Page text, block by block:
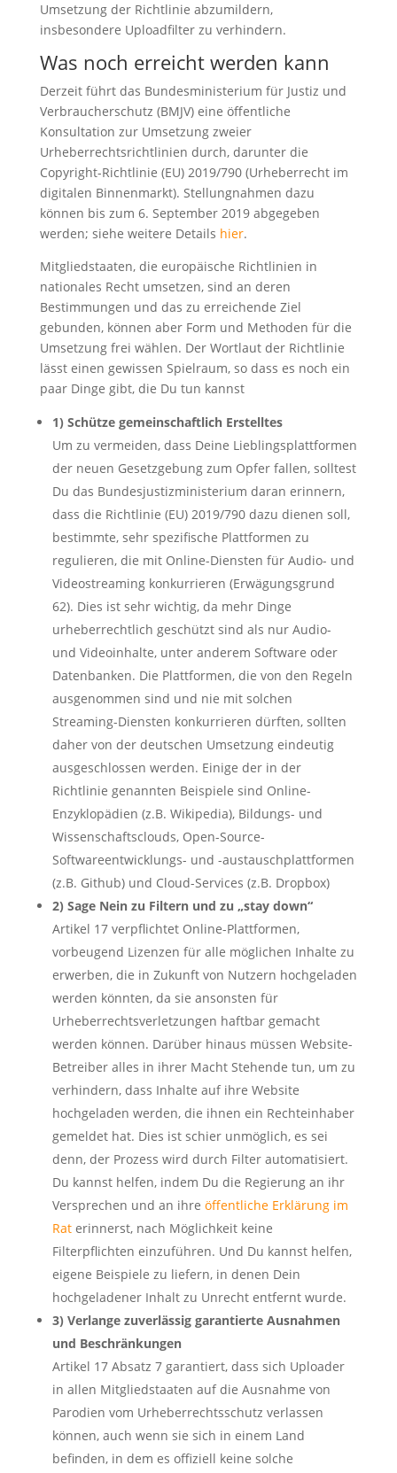
Umsetzung der Richtlinie abzumildern,
insbesondere Uploadfilter zu verhindern.
Was noch erreicht werden kann
Derzeit führt das Bundesministerium für Justiz und
Verbraucherschutz (BMJV) eine öffentliche
Konsultation zur Umsetzung zweier
Urheberrechtsrichtlinien durch, darunter die
Copyright-Richtlinie (EU) 2019/790 (Urheberrecht im
digitalen Binnenmarkt). Stellungnahmen dazu
können bis zum 6. September 2019 abgegeben
werden; siehe weitere Details hier.
Mitgliedstaaten, die europäische Richtlinien in
nationales Recht umsetzen, sind an deren
Bestimmungen und das zu erreichende Ziel
gebunden, können aber Form und Methoden für die
Umsetzung frei wählen. Der Wortlaut der Richtlinie
lässt einen gewissen Spielraum, so dass es noch ein
paar Dinge gibt, die Du tun kannst
1) Schütze gemeinschaftlich Erstelltes
Um zu vermeiden, dass Deine Lieblingsplattformen
der neuen Gesetzgebung zum Opfer fallen, solltest
Du das Bundesjustizministerium daran erinnern,
dass die Richtlinie (EU) 2019/790 dazu dienen soll,
bestimmte, sehr spezifische Plattformen zu
regulieren, die mit Online-Diensten für Audio- und
Videostreaming konkurrieren (Erwägungsgrund
62). Dies ist sehr wichtig, da mehr Dinge
urheberrechtlich geschützt sind als nur Audio-
und Videoinhalte, unter anderem Software oder
Datenbanken. Die Plattformen, die von den Regeln
ausgenommen sind und nie mit solchen
Streaming-Diensten konkurrieren dürften, sollten
daher von der deutschen Umsetzung eindeutig
ausgeschlossen werden. Einige der in der
Richtlinie genannten Beispiele sind Online-
Enzyklopädien (z.B. Wikipedia), Bildungs- und
Wissenschaftsclouds, Open-Source-
Softwareentwicklungs- und -austauschplattformen
(z.B. Github) und Cloud-Services (z.B. Dropbox)
2) Sage Nein zu Filtern und zu „stay down“
Artikel 17 verpflichtet Online-Plattformen,
vorbeugend Lizenzen für alle möglichen Inhalte zu
erwerben, die in Zukunft von Nutzern hochgeladen
werden könnten, da sie ansonsten für
Urheberrechtsverletzungen haftbar gemacht
werden können. Darüber hinaus müssen Website-
Betreiber alles in ihrer Macht Stehende tun, um zu
verhindern, dass Inhalte auf ihre Website
hochgeladen werden, die ihnen ein Rechteinhaber
gemeldet hat. Dies ist schier unmöglich, es sei
denn, der Prozess wird durch Filter automatisiert.
Du kannst helfen, indem Du die Regierung an ihr
Versprechen und an ihre öffentliche Erklärung im
Raterinnerst, nach Möglichkeit keine
Filterpflichten einzuführen. Und Du kannst helfen,
eigene Beispiele zu liefern, in denen Dein
hochgeladener Inhalt zu Unrecht entfernt wurde.
3) Verlange zuverlässig garantierte Ausnahmen
und Beschränkungen
Artikel 17 Absatz 7 garantiert, dass sich Uploader
in allen Mitgliedstaaten auf die Ausnahme von
Parodien vom Urheberrechtsschutz verlassen
können, auch wenn sie sich in einem Land
befinden, in dem es offiziell keine solche